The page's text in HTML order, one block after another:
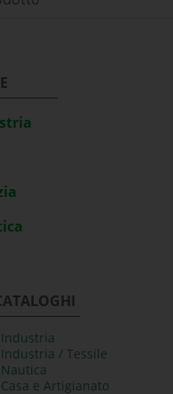
/ Tessile
e Artigianato